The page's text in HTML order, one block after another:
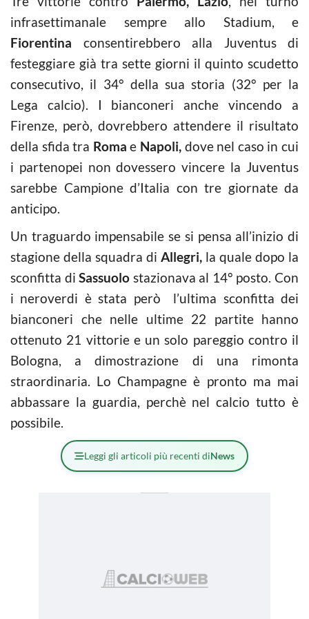
infrasettimanale sempre allo Stadium, e
Fiorentina consentirebbero alla Juventus di
festeggiare già tra sette giorni il quinto scudetto
consecutivo, il 34° della sua storia (32° per la
Lega calcio). I bianconeri anche vincendo a
Firenze, però, dovrebbero attendere il risultato
della sfida tra Roma e Napoli, dove nel caso in cui
i partenopei non dovessero vincere la Juventus
sarebbe Campione d’Italia con tre giornate da
anticipo.
Un traguardo impensabile se si pensa all’inizio di
stagione della squadra di Allegri, la quale dopo la
sconfitta diSassuolo stazionava al 14° posto. Con
i neroverdi è stata però l’ultima sconfitta dei
bianconeri che nelle ultime 22 partite hanno
ottenuto 21 vittorie e un solo pareggio contro il
Bologna, a dimostrazione di una rimonta
straordinaria. Lo Champagne è pronto ma mai
abbassare la guardia, perchè nel calcio tutto è
possibile.
Leggi gli articoli più recenti diNews